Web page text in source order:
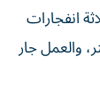
انفجارات
​يبلغ قطره 1200 ‌مليمتر، والعمل جار